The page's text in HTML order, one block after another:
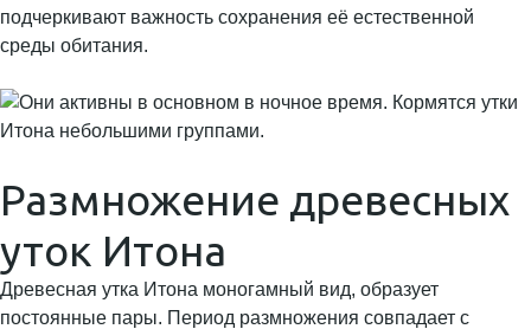
подчеркивают важность сохранения её естественной
среды обитания.
Размножение древесных
уток Итона
Древесная утка Итона моногамный вид, образует
постоянные пары. Период размножения совпадает с